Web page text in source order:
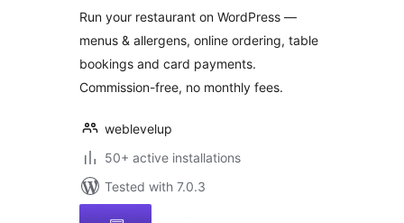
& POS
Run your restaurant on WordPress —
menus & allergens, online ordering, table
bookings and card payments.
Commission-free, no monthly fees.
weblevelup
50+ active installations
Tested with 7.0.3